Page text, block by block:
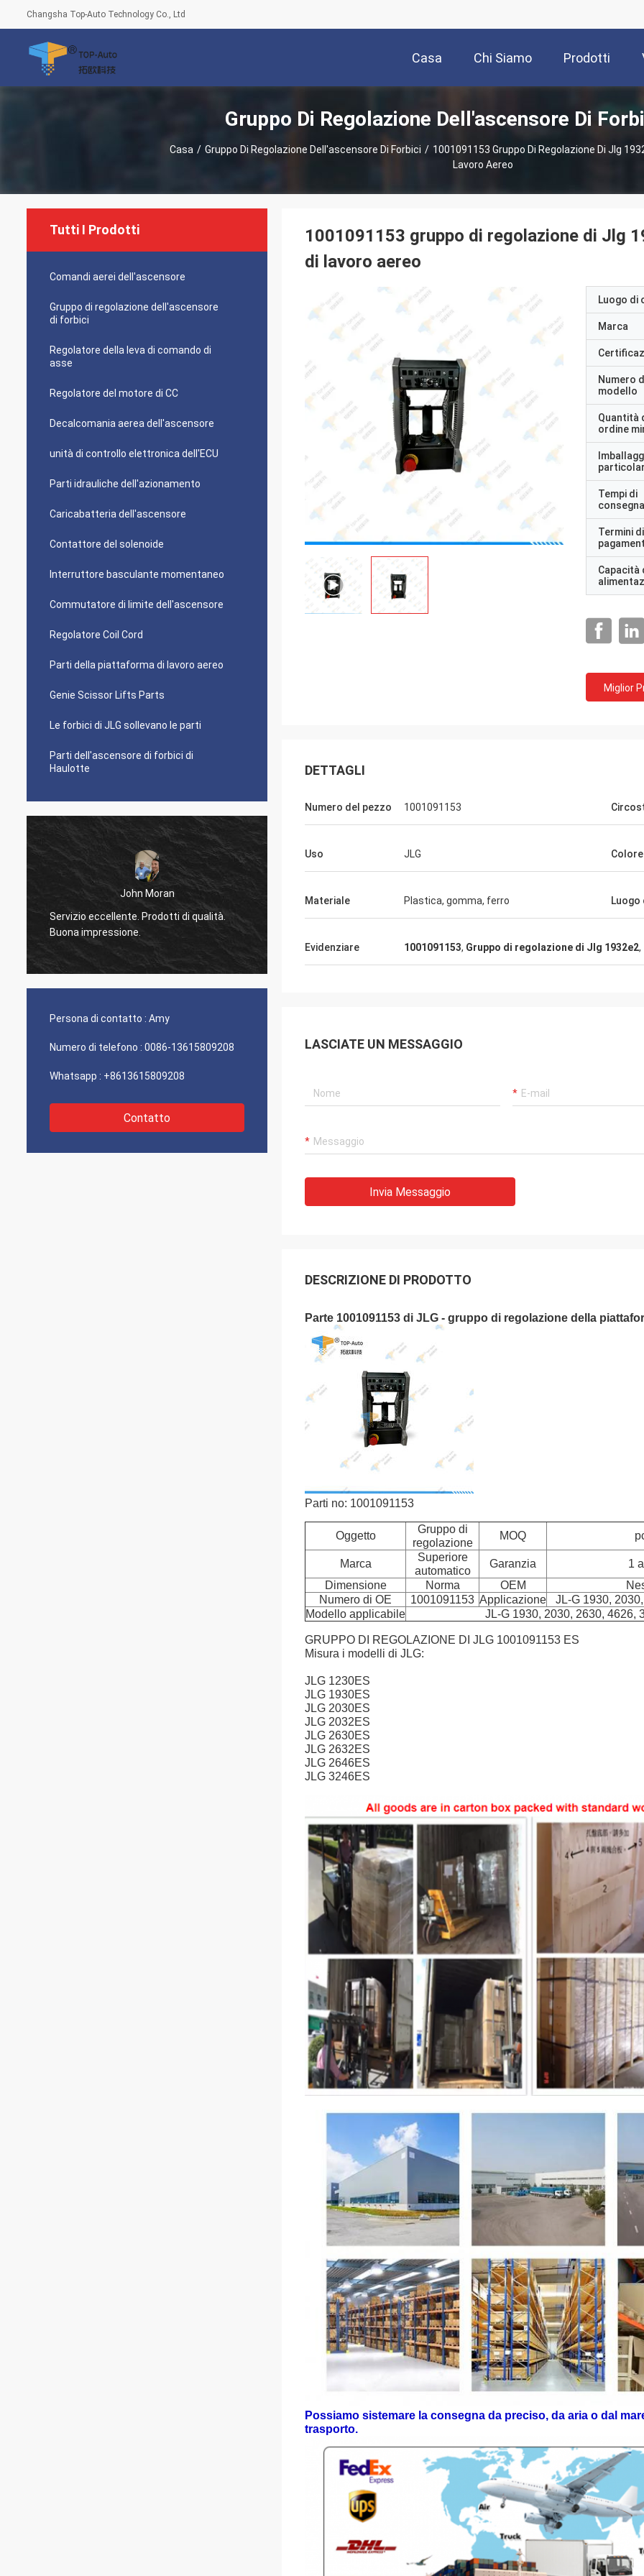
Changsha Top-Auto Technology Co., Ltd
Casa Chi Siamo Prodotti
Gruppo Di Regolazione Dell'ascensore Di
Casa / Gruppo Di Regolazione Dell'ascensore Di Forbici / 1001091153 Gruppo Di Regolazione Di Jlg
Lavoro Aereo
Tutti I Prodotti
Comandi aerei dell'ascensore
Gruppo di regolazione dell'ascensore
di forbici
Regolatore della leva di comando di
asse
Regolatore del motore di CC
Decalcomania aerea dell'ascensore
unità di controllo elettronica dell'ECU
Parti idrauliche dell'azionamento
Caricabatteria dell'ascensore
Contattore del solenoide
Interruttore basculante momentaneo
Commutatore di limite dell'ascensore
Regolatore Coil Cord
Parti della piattaforma di lavoro aereo
Genie Scissor Lifts Parts
Le forbici di JLG sollevano le parti
Parti dell'ascensore di forbici di
Haulotte
John Moran
Servizio eccellente. Prodotti di qualità.
Buona impressione.
ordinerà ancora. Grazie per tutto l'vostro
I prodotti perfetti, la
Persona di contatto : Amy
Numero di telefono : 0086-13615809208
Whatsapp : +8613615809208
Contatto
1001091153 gruppo di regolazione di Jlg
di lavoro aereo
Luogo di
Marca
Numero
modello
Quantità
ordine
Tempi di
consegna
Termini di
Capacità
Miglior
DETTAGLI
Numero del pezzo 1001091153
Uso JLG Colore
Materiale Plastica, gomma, ferro Luogo
Evidenziare 1001091153, Gruppo di regolazione di Jlg 1932e2,
LASCIATE UN MESSAGGIO
Invia Messaggio
DESCRIZIONE DI PRODOTTO
Parte 1001091153 di JLG - gruppo di regolazione della
Parti no: 1001091153
Oggetto
Gruppo di
regolazione
MOQ
Marca
Superiore
automatico
Garanzia
1
Dimensione
Norma OEM
Numero di OE
1001091153 Applicazione
JL-G 1930,
Modello applicabile
JL-G 1930, 2030, 2630, 4626,
GRUPPO DI REGOLAZIONE DI JLG 1001091153 ES
Misura i modelli di JLG:
JLG 1230ES
JLG 1930ES
JLG 2030ES
JLG 2032ES
JLG 2630ES
JLG 2632ES
JLG 2646ES
JLG 3246ES
Possiamo sistemare la consegna da preciso, da aria o dal
trasporto.